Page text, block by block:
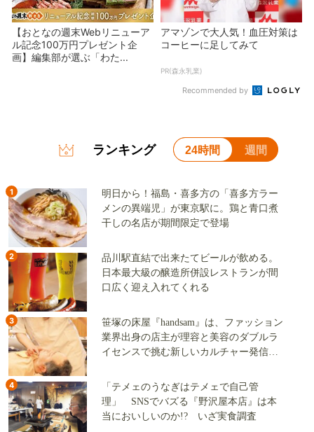
【おとなの週末Webリニューア
ル記念100万円プレゼント企
画】編集部が選ぶ「わた...
アマゾンで大人気！血圧対策は
コーヒーに足してみて
PR(森永乳業)
Recommended by
ランキング 24時間 週間
1
明日から！福島・喜多方の「喜多方ラー
メンの異端児」が東京駅に。鶏と青口煮
干しの名店が期間限定で登場
2
品川駅直結で出来たてビールが飲める。
日本最大級の醸造所併設レストランが間
口広く迎え入れてくれる
3
笹塚の床屋『handsam』は、ファッション
業界出身の店主が理容と美容のダブルラ
イセンスで挑む新しいカルチャー発信基
4
「テメェのうなぎはテメェで自己管
理」 SNSでバズる『野沢屋本店』は本
当においしいのか!? いざ実食調査